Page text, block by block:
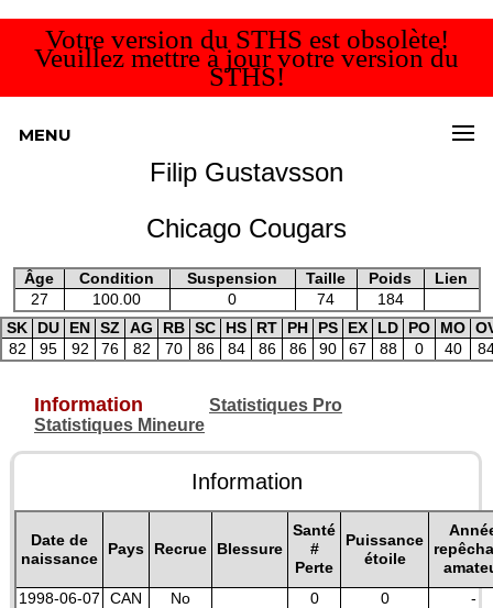
Votre version du STHS est obsolète!
Veuillez mettre à jour votre version du
STHS!
MENU
Filip Gustavsson
Chicago Cougars
Âge Condition Suspension Taille Poids
Lien
27
100.00 0 74
184
SK
DU EN SZ AG RB SC HS RT PH PS EX LD PO MO
82
95 92 76 82 70 86 84 86 86 90 67 88 0 40
Information
Statistiques Pro
Statistiques Mineure
Information
Date de
naissance
Pays Recrue Blessure
Santé
#
Perte
Puissance
étoile
1998-06-07
CAN No 0 0 -